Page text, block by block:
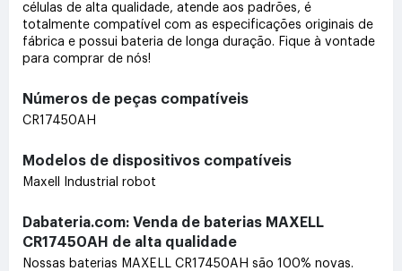
células de alta qualidade, atende aos padrões, é
totalmente compatível com as especificações originais de
fábrica e possui bateria de longa duração. Fique à vontade
para comprar de nós!
Números de peças compatíveis
CR17450AH
Modelos de dispositivos compatíveis
Maxell Industrial robot
Dabateria.com: Venda de baterias MAXELL
CR17450AH de alta qualidade
Nossas baterias MAXELL CR17450AH são 100% novas.